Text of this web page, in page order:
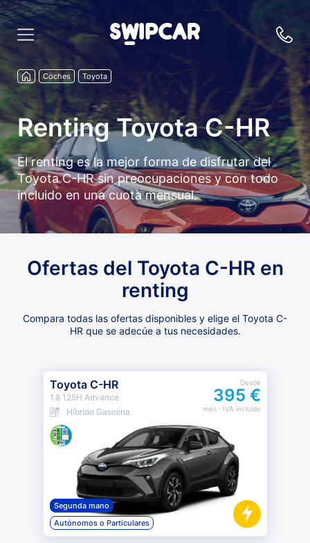
Coches Toyota
Renting Toyota C-HR
El renting es la mejor forma de disfrutar del
Toyota C-HR sin preocupaciones y con todo
incluido en una cuota mensual.
Ofertas del Toyota C-HR en
renting
Compara todas las ofertas disponibles y elige el Toyota C-
HR que se adecúe a tus necesidades.
Toyota C-HR
1.8 125H Advance
Híbrido Gasolina
Desde
395 €
mes· IVA incluido
Segunda mano
Autónomos o Particulares